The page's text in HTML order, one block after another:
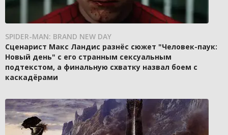
SPIDER-MAN: BRAND NEW DAY
Сценарист Макс Ландис разнёс сюжет "Человек-паук:
Новый день" с его странным сексуальным
подтекстом, а финальную схватку назвал боем с
каскадёрами